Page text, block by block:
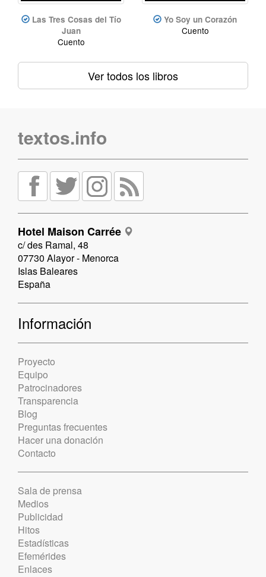
Las Tres Cosas del Tío
Juan
Cuento
Yo Soy un Corazón
Cuento
Ver todos los libros
textos.info
Hotel Maison Carrée
c/ des Ramal, 48
07730 Alayor - Menorca
Islas Baleares
España
Información
Proyecto
Equipo
Patrocinadores
Transparencia
Blog
Preguntas frecuentes
Hacer una donación
Contacto
Sala de prensa
Medios
Publicidad
Hitos
Estadísticas
Efemérides
Enlaces